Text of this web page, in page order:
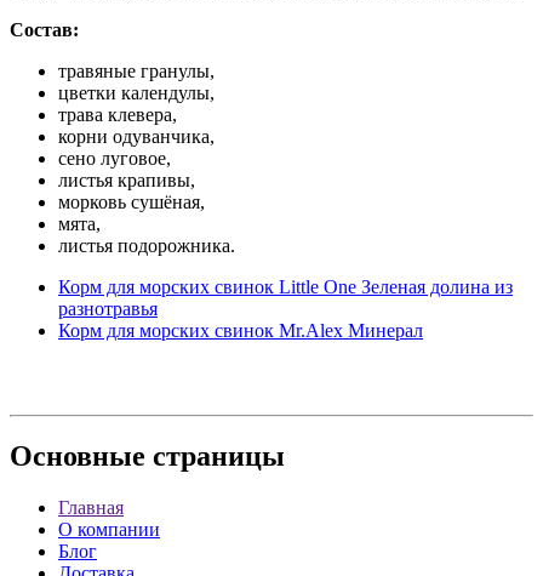
Состав:
травяные гранулы,
цветки календулы,
трава клевера,
корни одуванчика,
сено луговое,
листья крапивы,
морковь сушёная,
мята,
листья подорожника.
Корм для морских свинок Little One Зеленая долина из
разнотравья
Корм для морских свинок Mr.Alex Минерал
Основные страницы
Главная
О компании
Блог